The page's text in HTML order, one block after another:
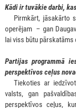
Kādi ir tuvākie darbi,
Pirmkārt, jāsakārto
operējam – gan
lai viss būtu
Partijas programmā
perspektīvos ceļus
Tiekoties ar
valsts, gan
perspektīvos ceļus,